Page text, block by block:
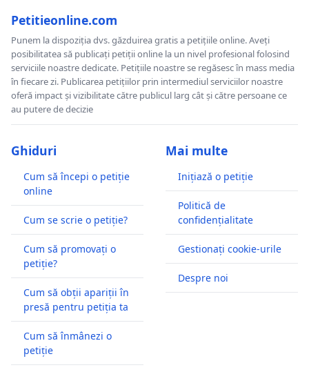
Petitieonline.com
Punem la dispoziția dvs. găzduirea gratis a petițiile online. Aveți
posibilitatea să publicați petiții online la un nivel profesional folosind
serviciile noastre dedicate. Petițiile noastre se regăsesc în mass media
în fiecare zi. Publicarea petițiilor prin intermediul serviciilor noastre
oferă impact și vizibilitate către publicul larg cât și către persoane ce
au putere de decizie
Ghiduri
Cum să începi o petiție
online
Cum se scrie o petiție?
Cum să promovați o
petiție?
Cum să obții apariții în
presă pentru petiția ta
Cum să înmânezi o
petiție
Mai multe
Inițiază o petiție
Politică de
confidențialitate
Gestionați cookie-urile
Despre noi